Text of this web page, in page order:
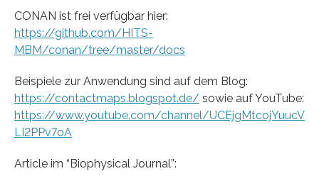
CONAN ist frei verfügbar hier:
https://github.com/HITS-
MBM/conan/tree/master/docs
Beispiele zur Anwendung sind auf dem Blog:
https://contactmaps.blogspot.de/ sowie auf YouTube:
https://www.youtube.com/channel/UCEjgMtcojYuucV
LI2PPv7oA
Article im “Biophysical Journal”: